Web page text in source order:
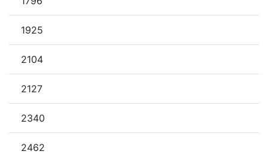
1925
2104
2127
2340
2462